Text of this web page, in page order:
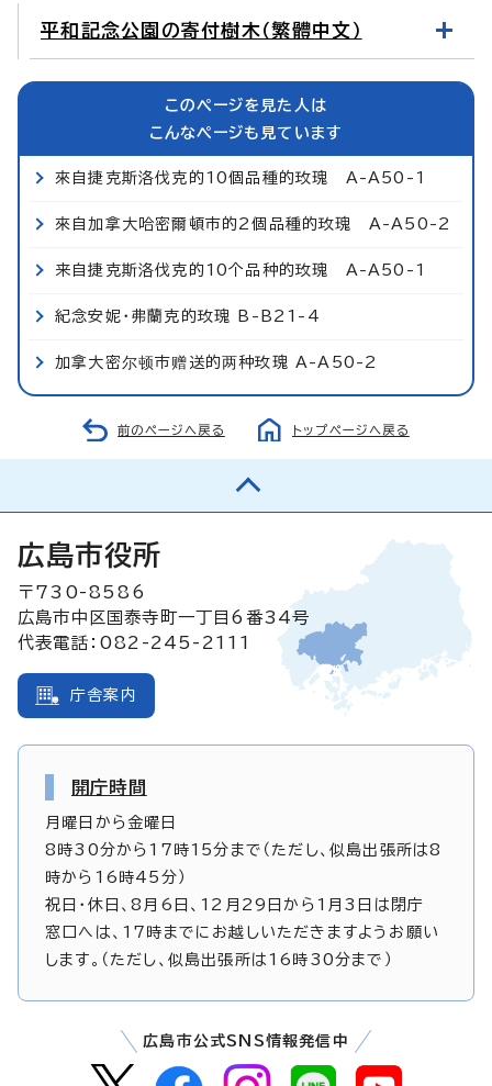
平和記念公園の寄付樹木（繁體中文）
このページを見た人は
こんなページも見ています
來自捷克斯洛伐克的10個品種的玫瑰 A-A50-1
來自加拿大哈密爾頓市的2個品種的玫瑰 A-A50-2
来自捷克斯洛伐克的10个品种的玫瑰 A-A50-1
紀念安妮・弗蘭克的玫瑰 B-B21-4
加拿大密尔顿市赠送的两种玫瑰 A-A50-2
前のページへ戻る トップページへ戻る
広島市役所
〒730-8586
広島市中区国泰寺町一丁目6番34号
代表電話：082-245-2111
庁舎案内
開庁時間
月曜日から金曜日
8時30分から17時15分まで（ただし、似島出張所は8
時から16時45分）
祝日・休日、8月6日、12月29日から1月3日は閉庁
窓口へは、17時までにお越しいただきますようお願い
します。（ただし、似島出張所は16時30分まで）
広島市公式SNS情報発信中